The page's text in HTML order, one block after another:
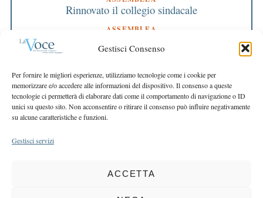
Gestisci Consenso
Per fornire le migliori esperienze, utilizziamo tecnologie come i cookie per
memorizzare e/o accedere alle informazioni del dispositivo. Il consenso a queste
tecnologie ci permetterà di elaborare dati come il comportamento di navigazione o ID
unici su questo sito. Non acconsentire o ritirare il consenso può influire negativamente
su alcune caratteristiche e funzioni.
Gestisci servizi
ACCETTA
Rinnovato il collegio sindacale
ASSEMBLEA
Bilancio approvato all’unanimità e 2 milioni
destinati al territorio
EDITORIALE DIRETTORE
Crescere restando riconoscibili
EDITORIALE PRESIDENTE
Costruire futuro insieme
COPYRIGHT 2025 LA VOCE |PRIVACY